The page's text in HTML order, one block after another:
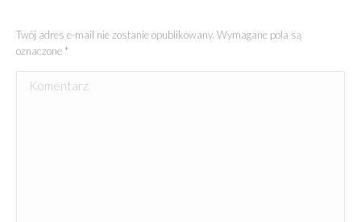
Twój adres e-mail nie zostanie opublikowany. Wymagane pola są
oznaczone *
Komentarz